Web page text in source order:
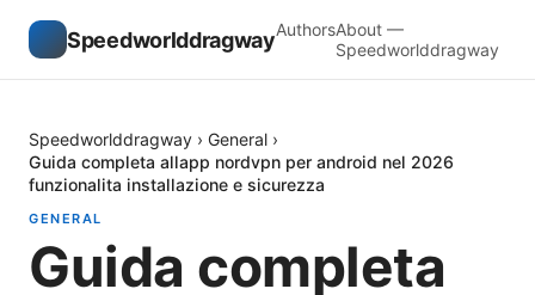
SpeedworlddragwayAuthorsAbout —
Speedworlddragway
Speedworlddragway › General ›
Guida completa allapp nordvpn per android nel 2026
funzionalita installazione e sicurezza
GENERAL
Guida completa